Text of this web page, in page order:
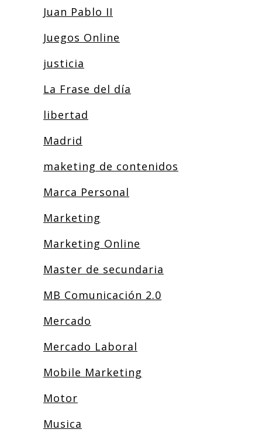
Juan Pablo II
Juegos Online
justicia
La Frase del día
libertad
Madrid
maketing de contenidos
Marca Personal
Marketing
Marketing Online
Master de secundaria
MB Comunicación 2.0
Mercado
Mercado Laboral
Mobile Marketing
Motor
Musica